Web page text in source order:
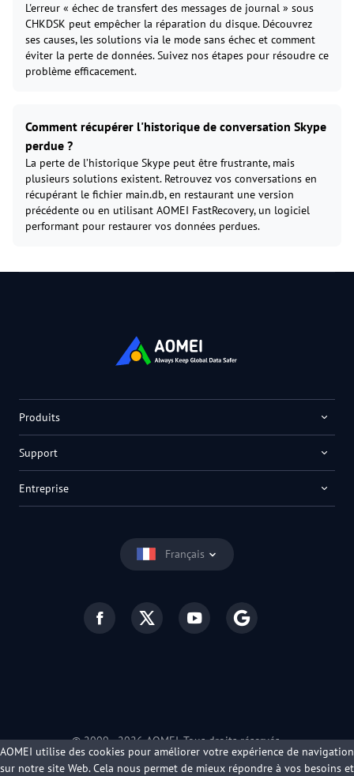
L'erreur « échec de transfert des messages de journal » sous
CHKDSK peut empêcher la réparation du disque. Découvrez
ses causes, les solutions via le mode sans échec et comment
éviter la perte de données. Suivez nos étapes pour résoudre ce
problème efficacement.
Comment récupérer l'historique de conversation Skype
perdue ?
La perte de l’historique Skype peut être frustrante, mais
plusieurs solutions existent. Retrouvez vos conversations en
récupérant le fichier main.db, en restaurant une version
précédente ou en utilisant AOMEI FastRecovery, un logiciel
performant pour restaurer vos données perdues.
Français
Produits
Support
Entreprise
© 2009 -2026AOMEI. Tous droits réservés.
Politique de confidentialité
Conditions d’utilisation
AOMEI utilise des cookies pour améliorer votre expérience de navigation
sur notre site Web. Cela nous permet de mieux répondre à vos besoins et